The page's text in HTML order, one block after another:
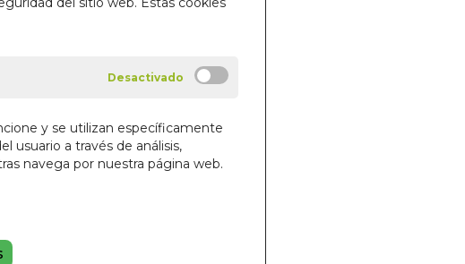
y se utilizan específicamente
usuario a través de análisis,
navega por nuestra página web.
EL (N/E)
€
a la cesta